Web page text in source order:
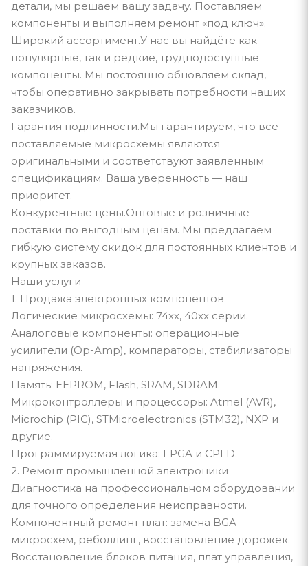
детали, мы решаем вашу задачу. Поставляем
компоненты и выполняем ремонт «под ключ».
Широкий ассортимент.У нас вы найдёте как
популярные, так и редкие, труднодоступные
компоненты. Мы постоянно обновляем склад,
чтобы оперативно закрывать потребности наших
заказчиков.
Гарантия подлинности.Мы гарантируем, что все
поставляемые микросхемы являются
оригинальными и соответствуют заявленным
спецификациям. Ваша уверенность — наш
приоритет.
Конкурентные цены.Оптовые и розничные
поставки по выгодным ценам. Мы предлагаем
гибкую систему скидок для постоянных клиентов и
крупных заказов.
Наши услуги
1. Продажа электронных компонентов
Логические микросхемы: 74xx, 40xx серии.
Аналоговые компоненты: операционные
усилители (Op-Amp), компараторы, стабилизаторы
напряжения.
Память: EEPROM, Flash, SRAM, SDRAM.
Микроконтроллеры и процессоры: Atmel (AVR),
Microchip (PIC), STMicroelectronics (STM32), NXP и
другие.
Программируемая логика: FPGA и CPLD.
2. Ремонт промышленной электроники
Диагностика на профессиональном оборудовании
для точного определения неисправности.
Компонентный ремонт плат: замена BGA-
микросхем, реболлинг, восстановление дорожек.
Восстановление блоков питания, плат управления,